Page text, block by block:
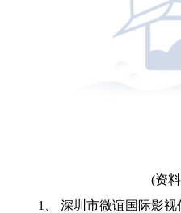
(资
1、 深圳市微谊国际影